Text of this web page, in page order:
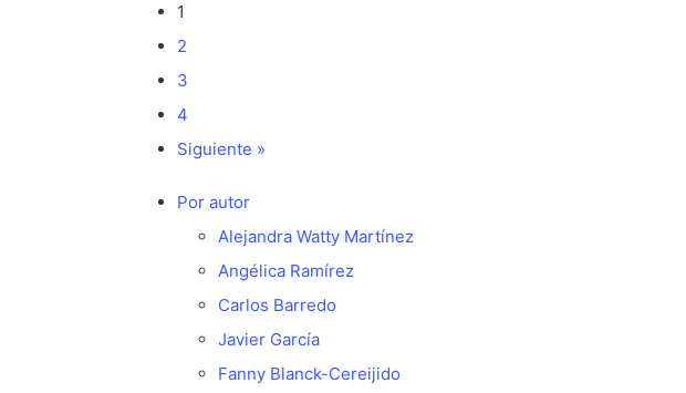
1
2
3
4
Siguiente »
Por autor
Alejandra Watty Martínez
Angélica Ramírez
Carlos Barredo
Javier García
Fanny Blanck-Cereijido